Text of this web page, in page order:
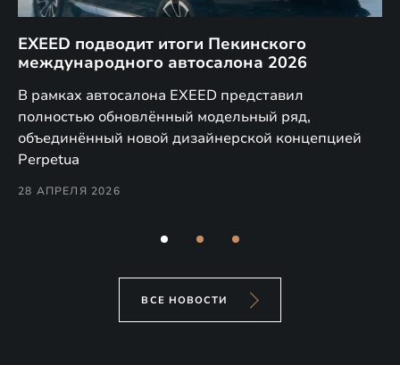
EXEED подводит итоги Пекинского
международного автосалона 2026
В рамках автосалона EXEED представил
полностью обновлённый модельный ряд,
объединённый новой дизайнерской концепцией
Perpetua
28 АПРЕЛЯ 2026
ВСЕ НОВОСТИ